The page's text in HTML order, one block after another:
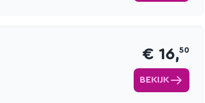
€ 16,50
BEKIJK